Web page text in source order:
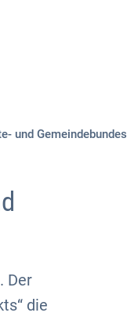
und Gemeindebundes
Der
die